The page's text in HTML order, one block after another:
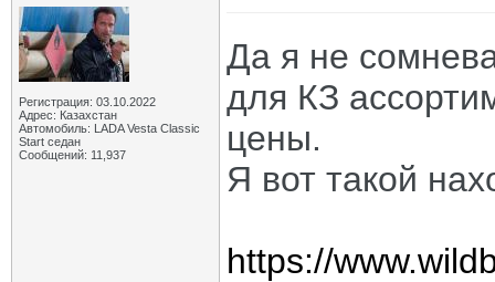
Регистрация: 03.10.2022
Адрес: Казахстан
Автомобиль: LADA Vesta Classic
Start седан
Сообщений: 11,937
Да я не
для КЗ
цены.
Я вот такой
https://